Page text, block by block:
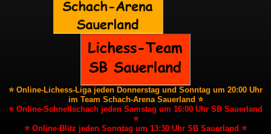
⭐ Online-Lichess-Liga jeden Donnerstag und Sonntag um 20:00 Uhr
im Team Schach-Arena Sauerland ⭐
⭐ Online-Schnellschach jeden Samstag um 16:00 Uhr SB Sauerland
⭐
⭐ Online-Blitz jeden Sonntag um 13:30 Uhr SB Sauerland ⭐